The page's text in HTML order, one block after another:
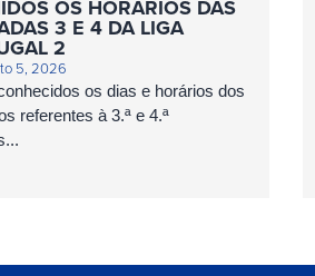
OS HORÁRIOS DAS
3 E 4 DA LIGA
2
5, 2026
os dias e horários dos
referentes à 3.ª e 4.ª